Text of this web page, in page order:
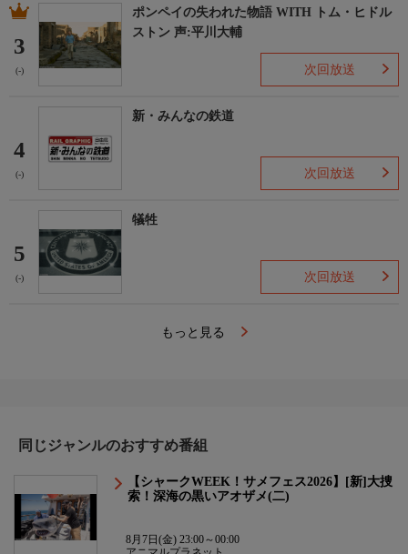
3
(-)
ポンペイの失われた物語 WITH トム・ヒドル
ストン 声:平川大輔
次回放送
4
(-)
新・みんなの鉄道
次回放送
5
(-)
犠牲
次回放送
もっと見る
同じジャンルのおすすめ番組
【シャークWEEK！サメフェス2026】[新]大捜
索！深海の黒いアオザメ(二)
8月7日(金) 23:00～00:00